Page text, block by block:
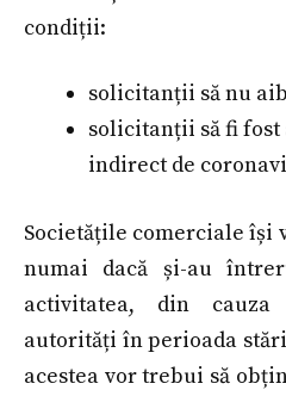
condiții:
solicitanții să nu
solicitanții să fi
indirect de
Societățile comerciale își
numai dacă și-au
activitatea, din
autorități în perioada
acestea vor trebui să